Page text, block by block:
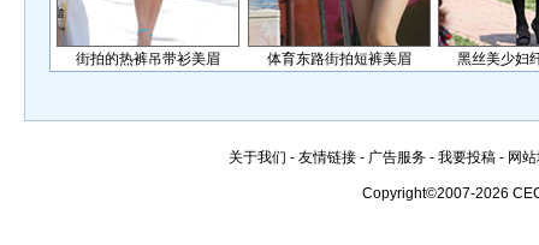
街拍的热裤吊带衫美眉 体育东路街拍短裤美眉 黑丝美少妇
关于我们 - 友情链接 - 广告服务 - 我要投稿 - 网
Copyright©2007-2026